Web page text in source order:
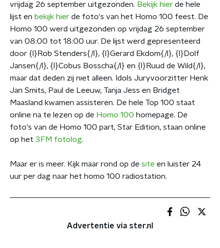
vrijdag 26 september uitgezonden. Bekijk hier de hele
lijst en bekijk hier de foto's van het Homo 100 feest. De
Homo 100 werd uitgezonden op vrijdag 26 september
van 08:00 tot 18:00 uur. De lijst werd gepresenteerd
door {l}Rob Stenders{/l}, {l}Gerard Ekdom{/l}, {l}Dolf
Jansen{/l}, {l}Cobus Bosscha{/l} en {l}Ruud de Wild{/l},
maar dat deden zij niet alleen. Idols Juryvoorzitter Henk
Jan Smits, Paul de Leeuw, Tanja Jess en Bridget
Maasland kwamen assisteren. De hele Top 100 staat
online na te lezen op de Homo 100 homepage. De
foto's van de Homo 100 part, Star Edition, staan online
op het 3FM fotolog.
Maar er is meer. Kijk maar rond op de site en luister 24
uur per dag naar het homo 100 radiostation.
Advertentie via ster.nl